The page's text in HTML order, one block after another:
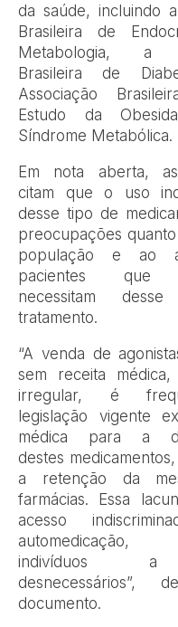
da saúde, incluindo
Brasileira de
Metabologia, a
Brasileira de
Associação
Estudo da
Síndrome Metabólica.
Em nota aberta,
citam que o uso
desse tipo de
preocupações
população e ao
pacientes que
necessitam
tratamento.
“A venda de
sem receita
irregular, é
legislação vigente
médica para a
destes
a retenção da
farmácias. Essa
acesso
automedicação,
indivíduos
desnecessários”,
documento.